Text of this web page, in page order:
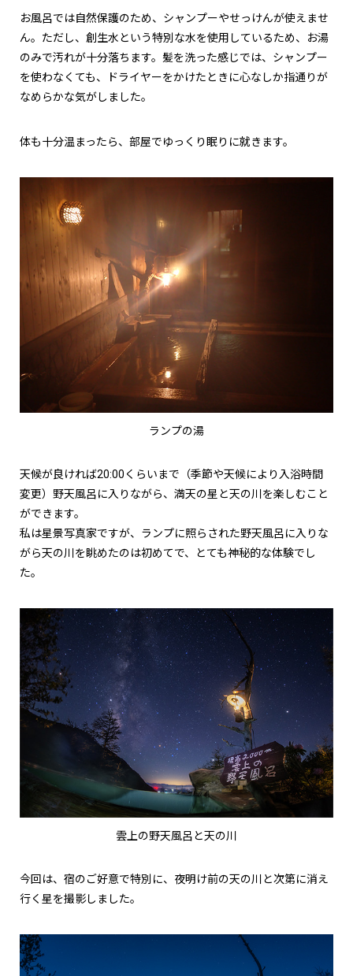
お風呂では自然保護のため、シャンプーやせっけんが使えませ
ん。ただし、創生水という特別な水を使用しているため、お湯
のみで汚れが十分落ちます。髪を洗った感じでは、シャンプー
を使わなくても、ドライヤーをかけたときに心なしか指通りが
なめらかな気がしました。
体も十分温まったら、部屋でゆっくり眠りに就きます。
ランプの湯
天候が良ければ20:00くらいまで（季節や天候により入浴時間
変更）野天風呂に入りながら、満天の星と天の川を楽しむこと
ができます。
私は星景写真家ですが、ランプに照らされた野天風呂に入りな
がら天の川を眺めたのは初めてで、とても神秘的な体験でし
た。
雲上の野天風呂と天の川
今回は、宿のご好意で特別に、夜明け前の天の川と次第に消え
行く星を撮影しました。